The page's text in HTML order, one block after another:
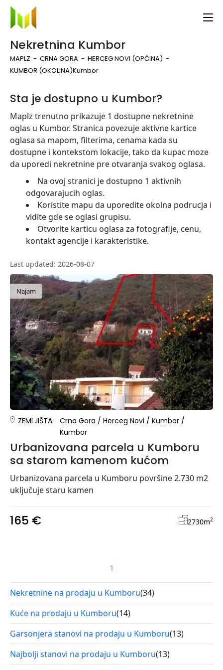
Nekretnina Kumbor
MAPLZ CRNA GORA
HERCEG NOVI (OPĆINA)
KUMBOR (OKOLINA)Kumbor
Sta je dostupno u Kumbor?
Maplz trenutno prikazuje 1 dostupne nekretnine
oglas u Kumbor. Stranica povezuje aktivne kartice
oglasa sa mapom, filterima, cenama kada su
dostupne i kontekstom lokacije, tako da kupac moze
da uporedi nekretnine pre otvaranja svakog oglasa.
Na ovoj stranici je dostupno 1 aktivnih
odgovarajucih oglas.
Koristite mapu da uporedite okolna podrucja i
vidite gde se oglasi grupisu.
Otvorite karticu oglasa za fotografije, cenu,
kontakt agencije i karakteristike.
Last updated: 2026-08-07
Najam
ZEMLJIŠTA Crna Gora / Herceg Novi / Kumbor /
Kumbor
Urbanizovana parcela u Kumboru
sa starom kamenom kućom
Urbanizovana parcela u Kumboru površine 2.730 m2
uključuje staru kamen
165 € 2730m2
1
Nekretnine na prodaju u Kumboru(34)
Kuće na prodaju u Kumboru(14)
Garsonjera stanovi na prodaju u Kumboru(13)
Najbolji stanovi na prodaju u Kumboru(13)